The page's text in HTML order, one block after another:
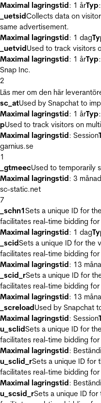
Maximal lagringstid: 1 årTyp
_uetsidCollects data on
same advertisement.
Maximal lagringstid: 1 dag
_uetvidUsed to track visitors
Maximal lagringstid: 1 årTyp
Snap Inc.
2
Läs mer om den här
sc_atUsed by Snapchat to
Maximal lagringstid: 1 årTyp
pUsed to track visitors on
Maximal lagringstid: Session
garnius.se
1
_gtmeecUsed to temporarily
Maximal lagringstid: 3
sc-static.net
7
_schn1Sets a unique ID for
facilitates real-time bidding
Maximal lagringstid: 1 dag
_scidSets a unique ID for the
facilitates real-time bidding
Maximal lagringstid: 13
_scid_rSets a unique ID for
facilitates real-time bidding
Maximal lagringstid: 13
_screloadUsed by Snapchat
Maximal lagringstid: Session
u_sclidSets a unique ID for
facilitates real-time bidding
Maximal lagringstid:
u_sclid_rSets a unique ID for
facilitates real-time bidding
Maximal lagringstid:
u_scsid_rSets a unique ID